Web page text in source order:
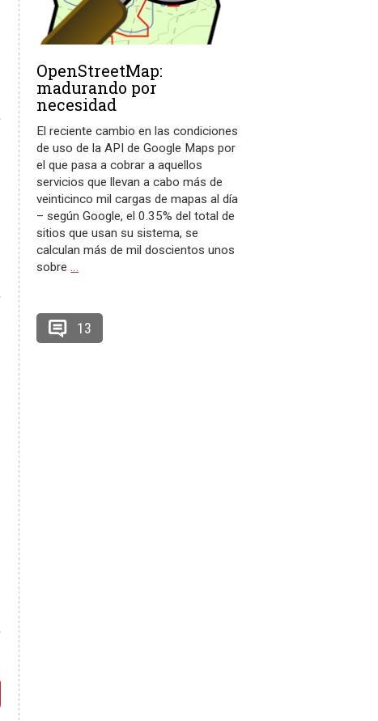
OpenStreetMap:
madurando por
necesidad
El reciente cambio en las condiciones
de uso de la API de Google Maps por
el que pasa a cobrar a aquellos
servicios que llevan a cabo más de
veinticinco mil cargas de mapas al día
– según Google, el 0.35% del total de
sitios que usan su sistema, se
calculan más de mil doscientos unos
sobre…
13